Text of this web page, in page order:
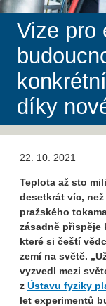
Vize pro
díky
22. 10. 2021
Teplota až sto
desetkrát víc,
pražského
zásadně
které si čeští
zemí na světě.
vyzvedl mezi
z Ústavu fyziky
let experimentů